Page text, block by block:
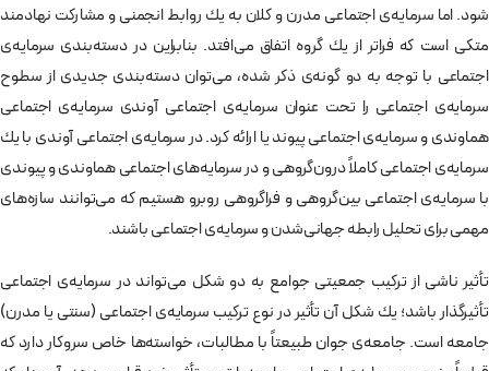
شود. اما سرمايه‌ی اجتماعی مدرن و كلان به يك روابط انجمنی و مشاركت نهادمند
متكی است كه فراتر از يك گروه اتفاق می‌افتد. بنابراين در دسته‌بندی سرمايه‌ی
اجتماعی با توجه به دو گونه‌ی ذكر شده، می‌توان دسته‌بندی جديدی از سطوح
سرمايه‌ی اجتماعی را تحت عنوان سرمايه‌ی اجتماعی آوندی سرمايه‌ی اجتماعی
هماوندی و سرمايه‌ی اجتماعی پيوند يا ارائه کرد. در سرمايه‌ی اجتماعی آوندی با يك
سرمايه‌ی اجتماعی كاملاً درون‌گروهی و در سرمايه‌های اجتماعی هماوندی و پيوندی
با سرمايه‌ی اجتماعی بين‌گروهی و فراگروهی روبرو هستيم كه می‌توانند سازه‌های
مهمی برای تحليل رابطه جهانی‌شدن و سرمايه‌ی اجتماعی باشند.
تأثير ناشی از تركيب جمعيتی جوامع به دو شكل می‌تواند در سرمايه‌ی اجتماعی
تأثيرگذار باشد؛ يك شكل آن تأثير در نوع تركيب سرمایه‌ی اجتماعی (سنتی يا مدرن)
جامعه است. جامعه‌ی جوان طبيعتاً با مطالبات، خواسته‌ها خاص سروكار دارد كه